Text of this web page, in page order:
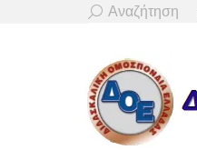
Search:
Αναζήτηση